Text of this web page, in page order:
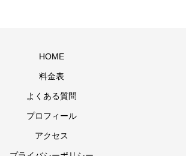
HOME
料金表
よくある質問
プロフィール
アクセス